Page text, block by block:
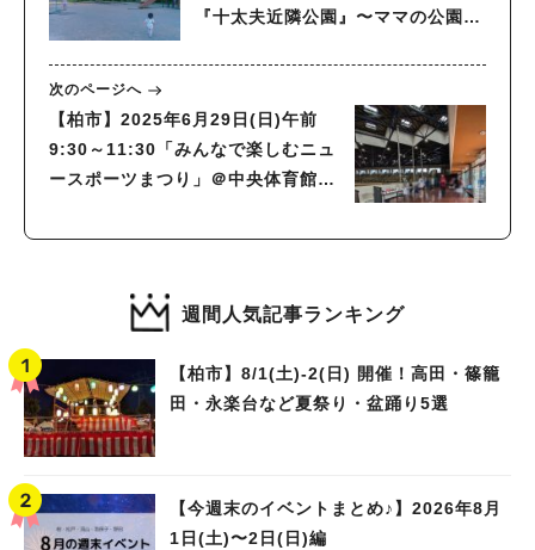
『十太夫近隣公園』〜ママの公園開
次のページへ
【柏市】2025年6月29日(日)午前
9:30～11:30「みんなで楽しむニュ
ースポーツまつり」＠中央体育館
週間人気記事ランキング
【柏市】8/1(土)‐2(日) 開催！高田・篠籠
田・永楽台など夏祭り・盆踊り5選
【今週末のイベントまとめ♪】2026年8月
1日(土)〜2日(日)編